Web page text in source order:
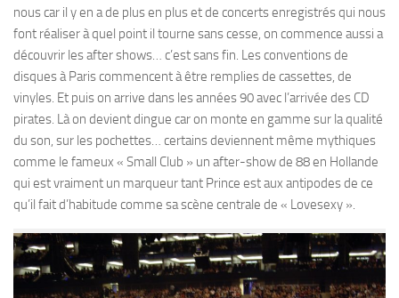
nous car il y en a de plus en plus et de concerts enregistrés qui nous
font réaliser à quel point il tourne sans cesse, on commence aussi a
découvrir les after shows… c’est sans fin. Les conventions de
disques à Paris commencent à être remplies de cassettes, de
vinyles. Et puis on arrive dans les années 90 avec l’arrivée des CD
pirates. Là on devient dingue car on monte en gamme sur la qualité
du son, sur les pochettes… certains deviennent même mythiques
comme le fameux « Small Club » un after-show de 88 en Hollande
qui est vraiment un marqueur tant Prince est aux antipodes de ce
qu’il fait d’habitude comme sa scène centrale de « Lovesexy ».